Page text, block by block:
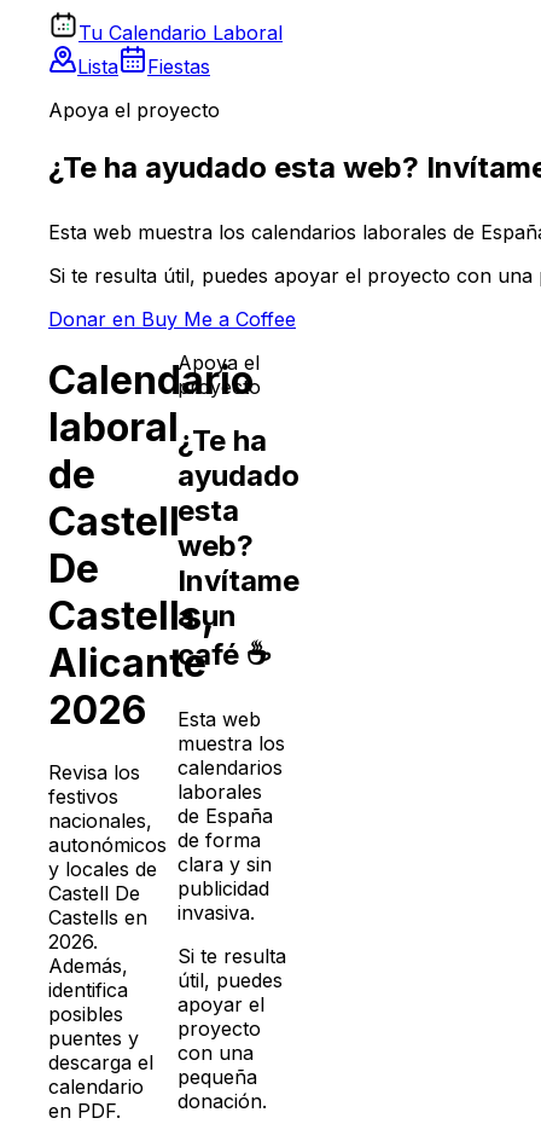
Tu Calendario Laboral
Lista
Fiestas
Apoya el proyecto
¿Te ha ayudado esta web?
Esta web muestra los calendarios laborales de
Si te resulta útil, puedes apoyar el proyecto con una
Donar en Buy Me a Coffee
Calendario
laboral
de
Castell
De
Castells,
Alicante
2026
Revisa los
festivos
nacionales,
autonómicos
y locales de
Castell De
Castells en
2026.
Además,
identifica
posibles
puentes y
descarga el
calendario
en PDF.
Apoya el
proyecto
¿Te ha
ayudado
esta
web?
Invítame
a un
café ☕
Esta web
muestra los
calendarios
laborales
de España
de forma
clara y sin
publicidad
invasiva.
Si te resulta
útil, puedes
apoyar el
proyecto
con una
pequeña
donación.